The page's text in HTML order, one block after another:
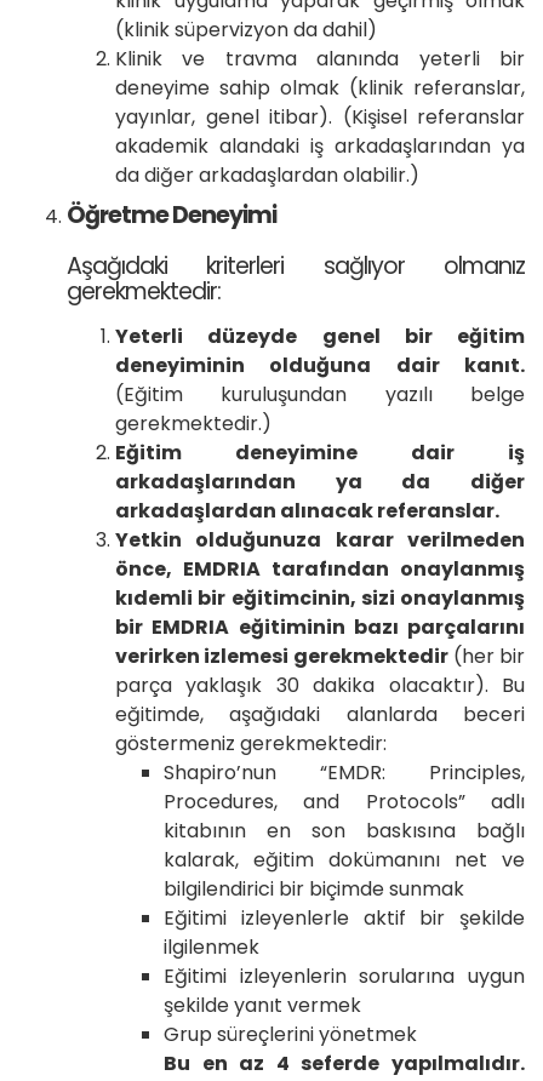
(klinik süpervizyon da dahil)
Klinik ve travma alanında yeterli bir
deneyime sahip olmak (klinik referanslar,
yayınlar, genel itibar). (Kişisel referanslar
akademik alandaki iş arkadaşlarından ya
da diğer arkadaşlardan olabilir.)
Öğretme Deneyimi
Aşağıdaki kriterleri sağlıyor olmanız
gerekmektedir:
Yeterli düzeyde genel bir eğitim
deneyiminin olduğuna dair kanıt.
(Eğitim kuruluşundan yazılı belge
gerekmektedir.)
Eğitim deneyimine dair iş
arkadaşlarından ya da diğer
arkadaşlardan alınacak referanslar.
Yetkin olduğunuza karar verilmeden
önce, EMDRIA tarafından onaylanmış
kıdemli bir eğitimcinin, sizi onaylanmış
bir EMDRIA eğitiminin bazı parçalarını
verirken izlemesi gerekmektedir(her bir
parça yaklaşık 30 dakika olacaktır). Bu
eğitimde, aşağıdaki alanlarda beceri
göstermeniz gerekmektedir:
Shapiro’nun “EMDR: Principles,
Procedures, and Protocols” adlı
kitabının en son baskısına bağlı
kalarak, eğitim dokümanını net ve
bilgilendirici bir biçimde sunmak
Eğitimi izleyenlerle aktif bir şekilde
ilgilenmek
Eğitimi izleyenlerin sorularına uygun
şekilde yanıt vermek
Grup süreçlerini yönetmek
Bu en az 4 seferde yapılmalıdır.